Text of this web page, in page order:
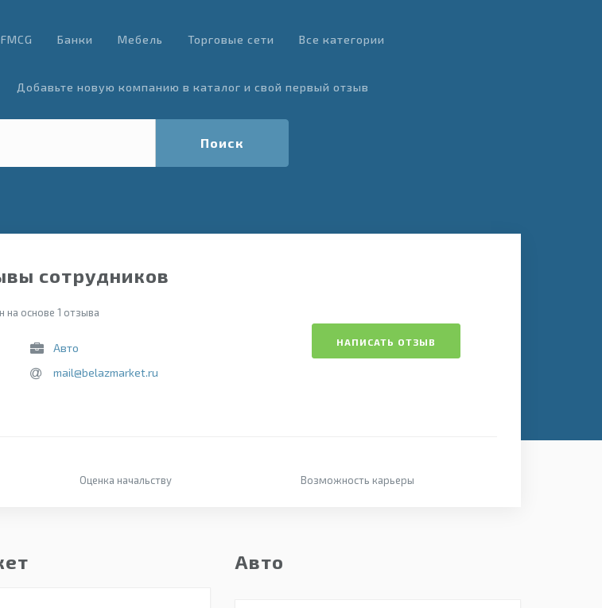
FMCG Банки Мебель Торговые сети Все категории
Добавьте новую компанию в каталог и свой первый отзыв
Поиск
сотрудников
на основе 1 отзыва
Авто
mail@belazmarket.ru
НАПИСАТЬ ОТЗЫВ
Оценка начальству Возможность карьеры
Авто